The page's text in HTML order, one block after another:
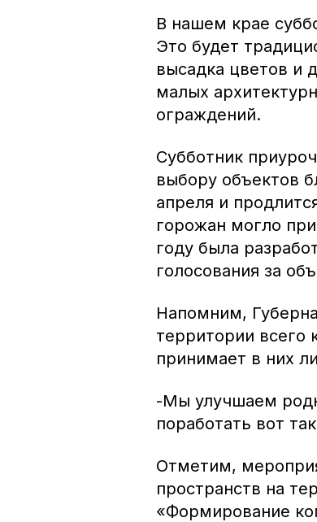
В нашем крае
Это будет
высадка цветов и
малых
ограждений.
Субботник
выбору объектов
апреля и
горожан могло
году была
голосования за
Напомним,
территории всего
принимает в них
-Мы улучшаем
поработать вот
Отметим,
пространств на
«Формирование